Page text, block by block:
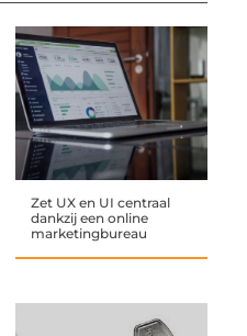
Zet UX en UI centraal
dankzij een online
marketingbureau